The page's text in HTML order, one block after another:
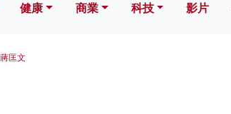
健康 商業 科技 影片
匡文